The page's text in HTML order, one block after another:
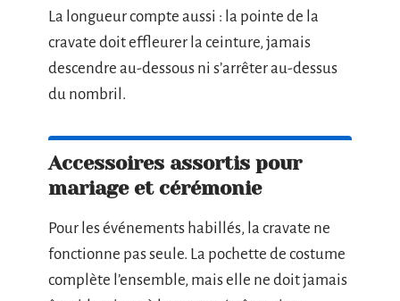
La longueur compte aussi : la pointe de la
cravate doit effleurer la ceinture, jamais
descendre au-dessous ni s’arrêter au-dessus
du nombril.
Accessoires assortis pour
mariage et cérémonie
Pour les événements habillés, la cravate ne
fonctionne pas seule. La pochette de costume
complète l’ensemble, mais elle ne doit jamais